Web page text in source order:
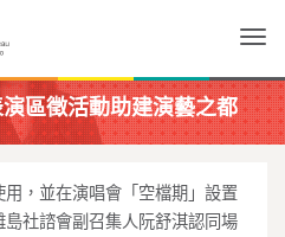
區徵活動助建演藝之都
，並在演唱會「空檔期」設置
社諮會副召集人阮舒淇認同場